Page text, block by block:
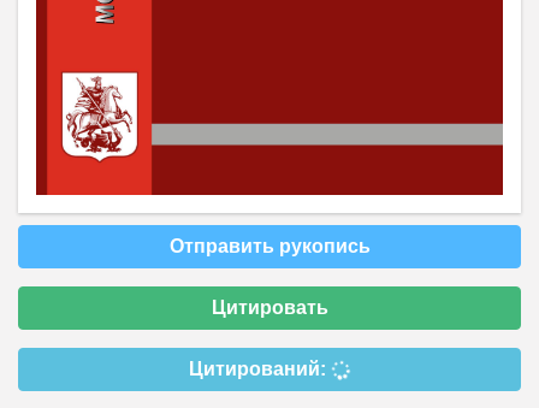
Отправить рукопись
Цитировать
Цитирований: